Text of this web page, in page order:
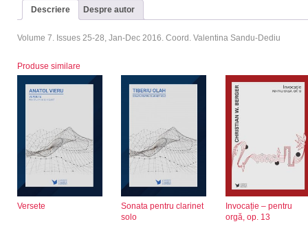
Descriere Despre autor
Volume 7. Issues 25-28, Jan-Dec 2016. Coord. Valentina Sandu-Dediu
Produse similare
Versete
Sonata pentru clarinet
solo
Invocație – pentru
orgă, op. 13